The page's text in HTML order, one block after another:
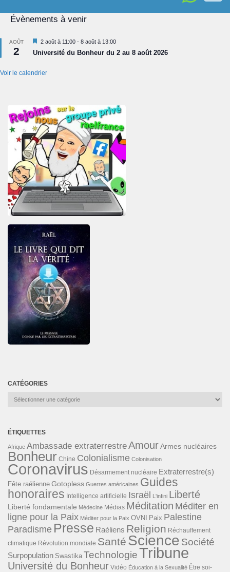
Évènements à venir
AOÛT
2
Mis
en
avant
2 août à 11:00 - 8 août à 13:00
Université du Bonheur du 2 au 8 août 2026
Voir le calendrier
CATÉGORIES
Catégories
ÉTIQUETTES
Afrique Ambassade extraterrestreAmourArmes nucléaires
Bonheur Chine Colonialisme Colonisation
Coronavirus Désarmement nucléaire Extraterrestre(s)
Fête raélienne Gotopless Guerres américaines Guides
honoraires Intelligence artificielle Israël L'infini Liberté
Liberté fondamentale Médecine Médias Méditation Méditer en
ligne pour la Paix Méditer pour la Paix OVNI Paix Palestine
Paradisme Presse Raéliens Religion Réchauffement
climatique Révolution mondiale Santé Science Société
Surpopulation Swastika TechnologieTribune
Université du Bonheur Vidéo Éducation à la Sexualité Être soi-